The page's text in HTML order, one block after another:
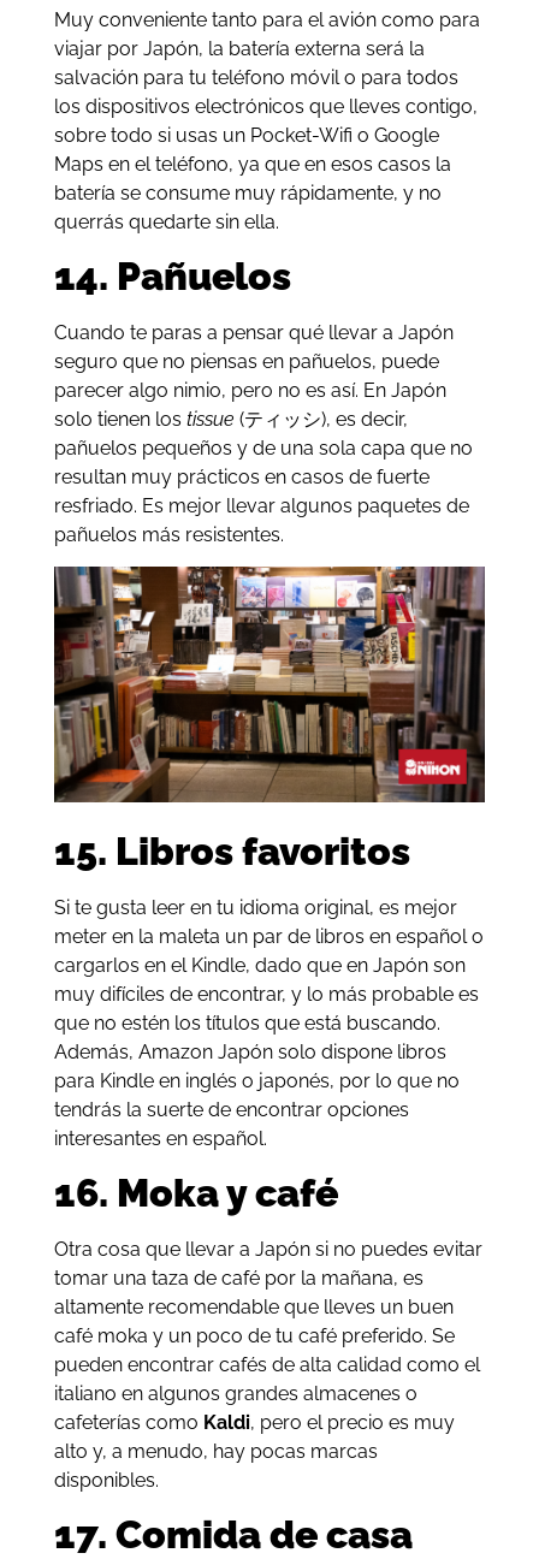
Muy conveniente tanto para el avión como para
viajar por Japón, la batería externa será la
salvación para tu teléfono móvil o para todos
los dispositivos electrónicos que lleves contigo,
sobre todo si usas un Pocket-Wifi o Google
Maps en el teléfono, ya que en esos casos la
batería se consume muy rápidamente, y no
querrás quedarte sin ella.
14. Pañuelos
Cuando te paras a pensar qué llevar a Japón
seguro que no piensas en pañuelos, puede
parecer algo nimio, pero no es así. En Japón
solo tienen los tissue (ティッシ), es decir,
pañuelos pequeños y de una sola capa que no
resultan muy prácticos en casos de fuerte
resfriado. Es mejor llevar algunos paquetes de
pañuelos más resistentes.
15. Libros favoritos
Si te gusta leer en tu idioma original, es mejor
meter en la maleta un par de libros en español o
cargarlos en el Kindle, dado que en Japón son
muy difíciles de encontrar, y lo más probable es
que no estén los títulos que está buscando.
Además, Amazon Japón solo dispone libros
para Kindle en inglés o japonés, por lo que no
tendrás la suerte de encontrar opciones
interesantes en español.
16. Moka y café
Otra cosa que llevar a Japón si no puedes evitar
tomar una taza de café por la mañana, es
altamente recomendable que lleves un buen
café moka y un poco de tu café preferido. Se
pueden encontrar cafés de alta calidad como el
italiano en algunos grandes almacenes o
cafeterías como Kaldi, pero el precio es muy
alto y, a menudo, hay pocas marcas
disponibles.
17. Comida de casa